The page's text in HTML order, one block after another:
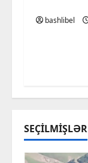
bashlibel
SEÇILMIŞLƏR